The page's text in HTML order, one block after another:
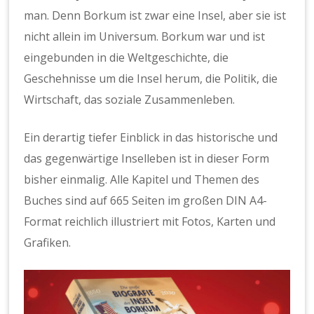
man. Denn Borkum ist zwar eine Insel, aber sie ist
nicht allein im Universum. Borkum war und ist
eingebunden in die Weltgeschichte, die
Geschehnisse um die Insel herum, die Politik, die
Wirtschaft, das soziale Zusammenleben.
Ein derartig tiefer Einblick in das historische und
das gegenwärtige Inselleben ist in dieser Form
bisher einmalig. Alle Kapitel und Themen des
Buches sind auf 665 Seiten im großen DIN A4-
Format reichlich illustriert mit Fotos, Karten und
Grafiken.